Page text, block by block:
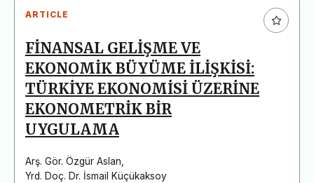
ARTICLE
FİNANSAL GELİŞME VE
EKONOMİK BÜYÜME İLİŞKİSİ:
TÜRKİYE EKONOMİSİ ÜZERİNE
EKONOMETRİK BİR
UYGULAMA
Arş. Gör. Özgür Aslan
Yrd. Doç. Dr. İsmail Küçükaksoy